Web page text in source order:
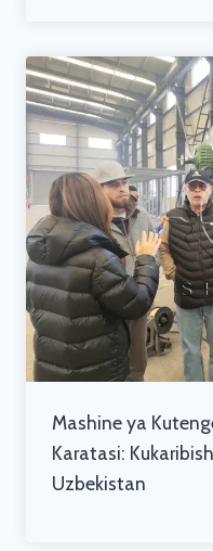
Mashine ya
Karatasi:
Uzbekistan